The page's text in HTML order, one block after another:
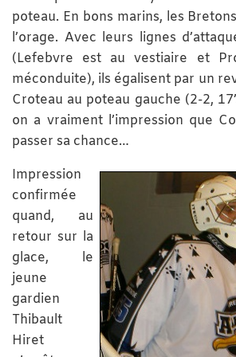
poteau. En bons marins, les
l’orage. Avec leurs lignes
(Lefebvre est au vestiaire et
méconduite), ils égalisent par un
Croteau au poteau gauche (2-2,
on a vraiment l’impression que
passer sa chance…
Impression
confirmée
quand, au
retour sur la
glace, le
jeune
gardien
Thibault
Hiret